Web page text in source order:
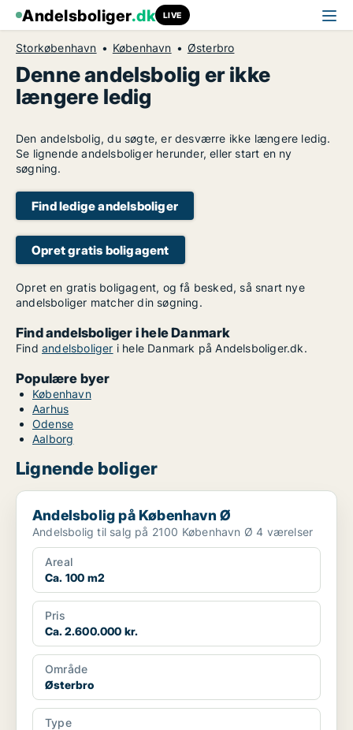
Andelsboliger.dk LIVE
Storkøbenhavn København Østerbro
Denne andelsbolig er ikke
længere ledig
Den andelsbolig, du søgte, er desværre ikke længere ledig.
Se lignende andelsboliger herunder, eller start en ny
søgning.
Find ledige andelsboliger
Opret gratis boligagent
Opret en gratis boligagent, og få besked, så snart nye
andelsboliger matcher din søgning.
Find andelsboliger i hele Danmark
Find andelsboliger i hele Danmark på Andelsboliger.dk.
Populære byer
København
Aarhus
Odense
Aalborg
Lignende boliger
Andelsbolig på København Ø
Andelsbolig på København Ø
Andelsbolig til salg på 2100 København Ø 4 værelser
Areal
Ca. 100 m2
Pris
Ca. 2.600.000 kr.
Område
Østerbro
Type